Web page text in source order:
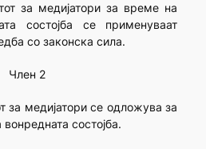
за медијатори за време на
состојба се применуваат
со законска сила.
Член 2
за медијатори се одложува за
состојба.